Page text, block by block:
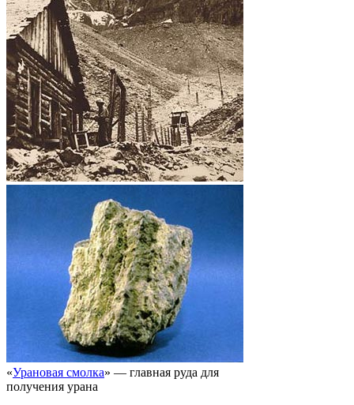
«Урановая смолка» — главная руда для
получения урана